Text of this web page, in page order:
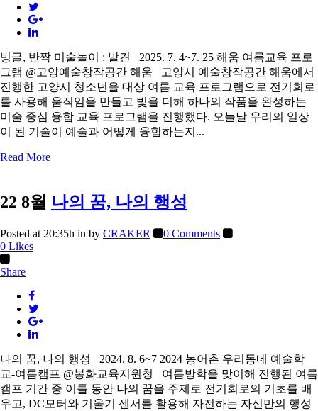
빙글, 반짝 미술놀이 : 발견 2025. 7. 4~7. 25 해움 여름교육 프로
그램 @고양예술창작공간 해움 고양시 예술창작공간 해움에서
진행한 고양시 청소년을 대상 여름 교육 프로그램으로 전기회로
를 사용해 움직임을 만들고 빛을 더해 하나의 작품을 완성하는
미술 중심 융합 교육 프로그램을 진행했다. 오늘날 우리의 일상
이 된 기술이 예술과 어떻게 융합하는지...
Read More
22 8월 나의 꿈, 나의 행성
Posted at 20:35h in by CRAKER
0 Comments
0 Likes
Share
나의 꿈, 나의 행성 2024. 8. 6~7 2024 농어촌 우리동네 예술학
교-여름캠프 @봉화교육지원청 여름방학을 맞이해 진행된 여름
캠프 기간 중 이틀 동안 나의 꿈을 주제로 전기회로의 기초를 배
우고, DC모터와 기울기 센서를 활용해 자전하는 자신만의 행성